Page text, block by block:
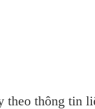
thông tin